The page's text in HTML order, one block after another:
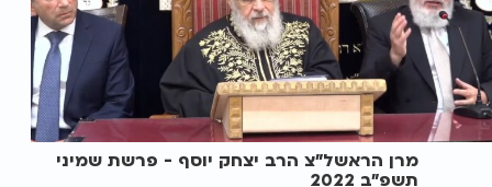
מרן הראשל"צ הרב יצחק יוסף - פרשת שמיני
תשפ"ב 2022